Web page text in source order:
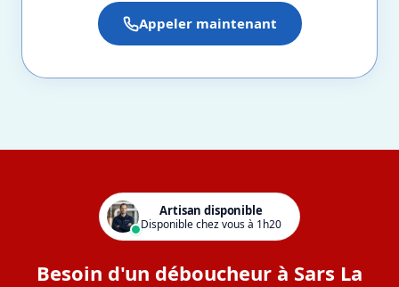
Appeler maintenant
Artisan disponible
Disponible chez vous à 1h20
Besoin d'un déboucheur à Sars La